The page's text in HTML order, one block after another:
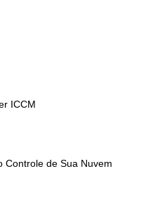
ICCM
Controle de Sua Nuvem